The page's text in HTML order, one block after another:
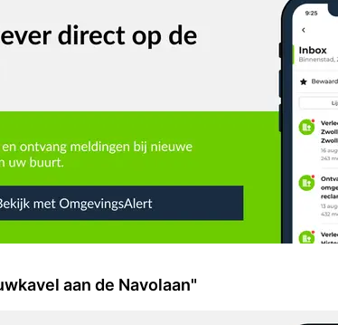
aan de Navolaan"